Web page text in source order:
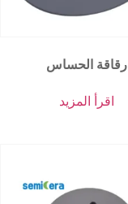
رقاقة الحساس
اقرأ المزيد